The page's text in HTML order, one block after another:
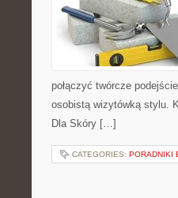
połączyć twórcze
osobistą wizytówką stylu.
Dla Skóry […]
CATEGORIES: PORADNIKI